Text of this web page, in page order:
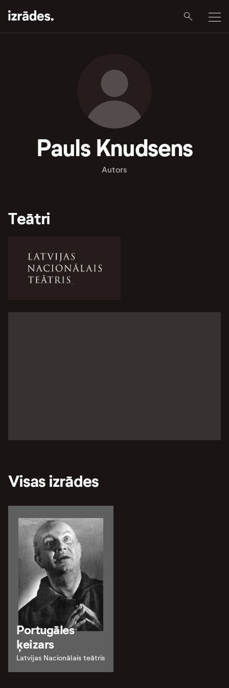
Pauls Knudsens
Autors
Teātri
Visas izrādes
Portugāles
ķeizars
Latvijas Nacionālais teātris